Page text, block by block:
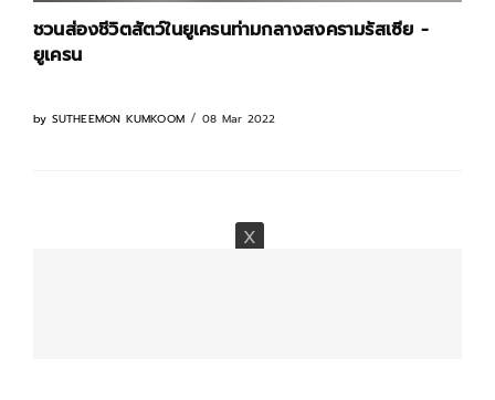
ชวนส่องชีวิตสัตว์ในยูเครนท่ามกลางสงครามรัสเซีย -
ยูเครน
by SUTHEEMON KUMKOOM 08 Mar 2022